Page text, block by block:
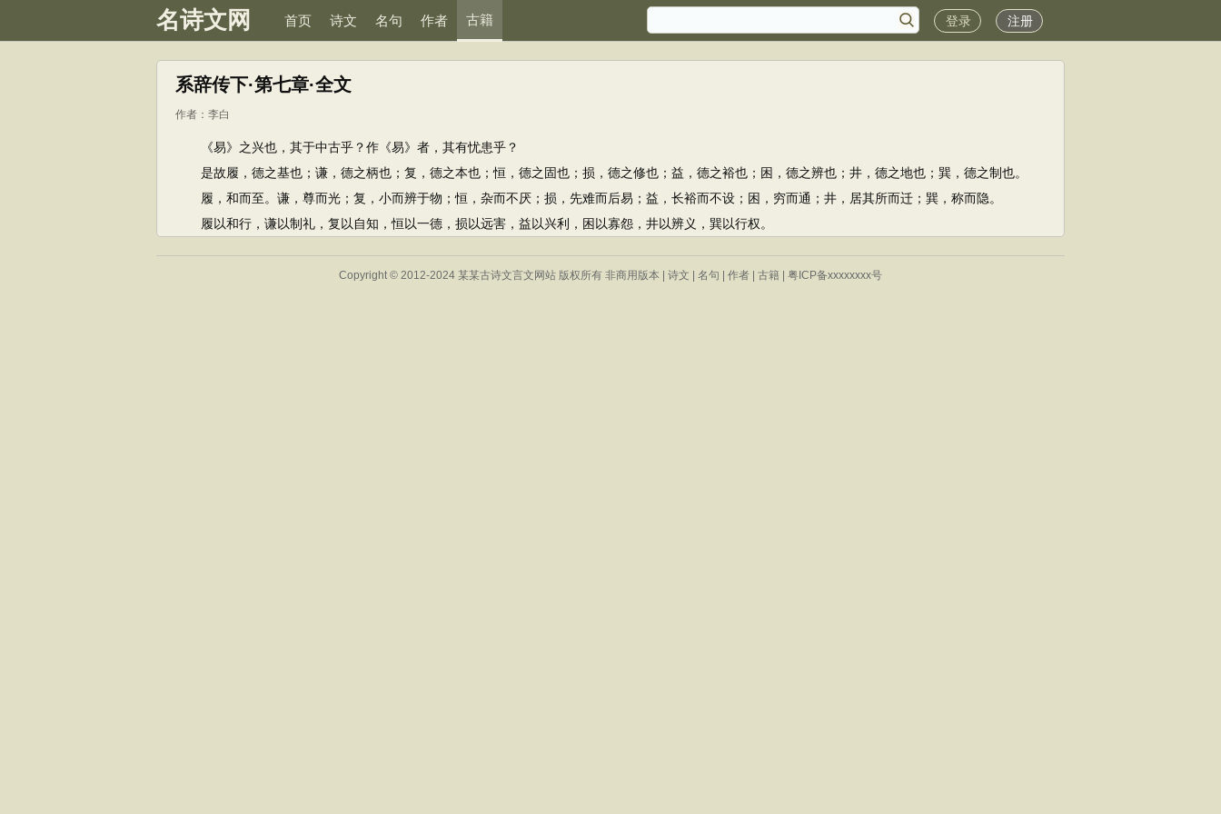
名诗文网 首页 诗文 名句 作者 古籍 登录 注册
系辞传下·第七章·全文
作者： 李白
《易》之兴也，其于中古乎？作《易》者，其有忧患乎？
是故履，德之基也；谦，德之柄也；复，德之本也；恒，德之固也；损，德之修也；益，德之裕也；困，德之辨也；井，德之地也；巽，德之制也。
履，和而至。谦，尊而光；复，小而辨于物；恒，杂而不厌；损，先难而后易；益，长裕而不设；困，穷而通；井，居其所而迁；巽，称而隐。
履以和行，谦以制礼，复以自知，恒以一德，损以远害，益以兴利，困以寡怨，井以辨义，巽以行权。
Copyright © 2012-2024 某某古诗文言文网站 版权所有 非商用版本 | 诗文 名句 作者 古籍 粤ICP备xxxxxxxx号